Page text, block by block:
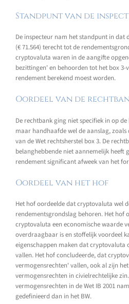
Standpunt van de
De inspecteur nam het standpunt in dat
(€ 71.564) terecht tot de
cryptovaluta waren in de aangifte
bezittingen' en behoorden tot het box
rendement berekend moest worden.
Oordeel van de
De rechtbank ging niet specifiek in op
maar handhaafde wel de aanslag,
van de Wet rechtsherstel box 3. De
belanghebbende niet aannemelijk heeft
rendement significant afweek van het
Oordeel van het hof
Het hof oordeelde dat cryptovaluta wel
rendementsgrondslag behoren. Het hof
cryptovaluta een economische waarde
overdraagbaar is en stoffelijk voordeel
eigenschappen maken dat cryptovaluta
vallen. Het hof concludeerde, dat
vermogensrechten' vallen, ook al zijn
vermogensrechten in civielrechtelijke
vermogensrechten in de Wet IB 2001
gedefinieerd dan in het BW.